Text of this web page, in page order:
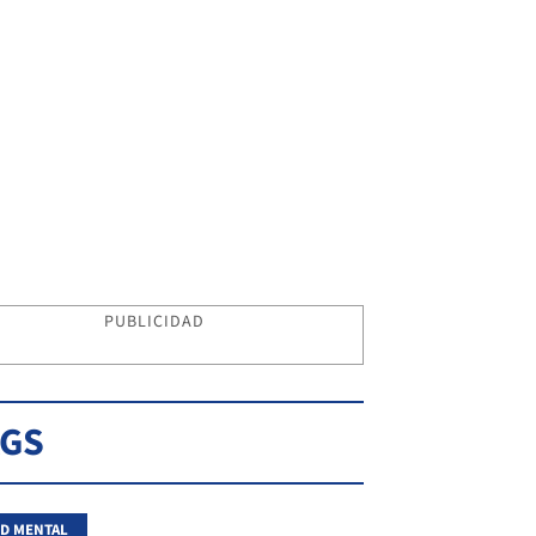
PUBLICIDAD
MENTAL